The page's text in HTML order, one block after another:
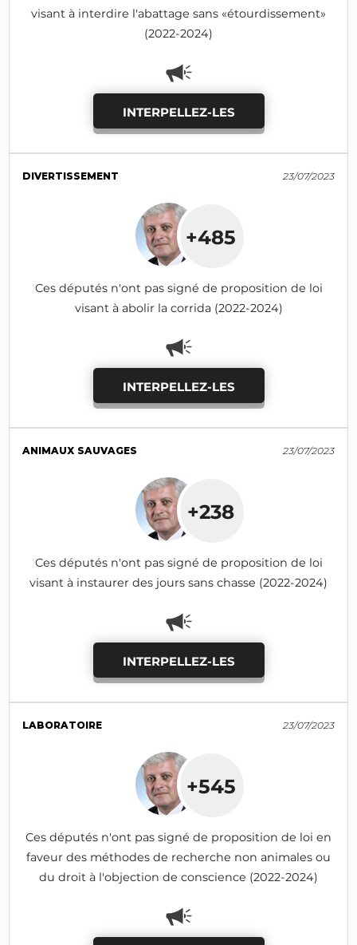
visant à interdire l'abattage sans «étourdissement»
(2022-2024)
INTERPELLEZ-LES
DIVERTISSEMENT 23/07/2023
+485
Ces députés n'ont pas signé de proposition de loi
visant à abolir la corrida (2022-2024)
INTERPELLEZ-LES
ANIMAUX SAUVAGES 23/07/2023
+238
Ces députés n'ont pas signé de proposition de loi
visant à instaurer des jours sans chasse (2022-2024)
INTERPELLEZ-LES
LABORATOIRE 23/07/2023
+545
Ces députés n'ont pas signé de proposition de loi en
faveur des méthodes de recherche non animales ou
du droit à l'objection de conscience (2022-2024)